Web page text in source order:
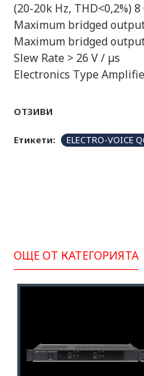
(20-20k Hz, THD<0,2%)
Maximum bridged
Maximum bridged
Slew Rate > 26 V / µs
Electronics Type
ОТЗИВИ
Етикети: ELECTRO-VOICE
ОЩЕ ОТ КАТЕГОРИЯТА